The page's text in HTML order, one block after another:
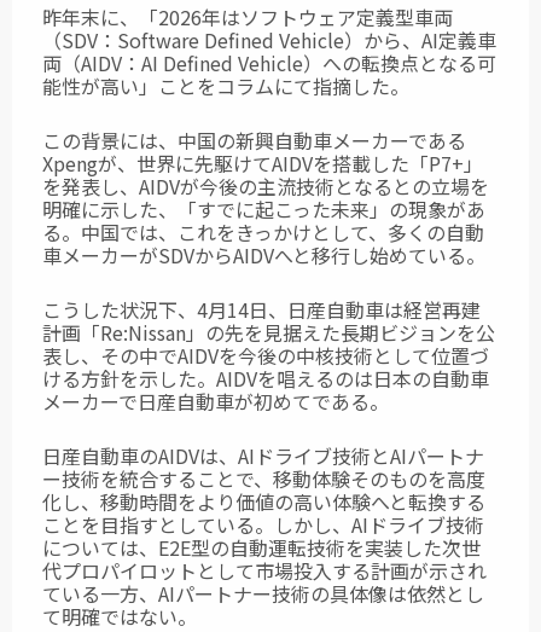
昨年末に、「2026年はソフトウェア定義型車両
（SDV：Software Defined Vehicle） から、AI定義車
両（AIDV：AI Defined Vehicle）への転換点となる可
能性が高い」ことをコラムにて指摘した。
この背景には、中国の新興自動車メーカーである
Xpengが、世界に先駆けてAIDVを搭載した「P7+」
を発表し、AIDVが今後の主流技術となるとの立場を
明確に示した、「すでに起こった未来」の現象があ
る。中国では、これをきっかけとして、多くの自動
車メーカーがSDVからAIDVへと移行し始めている。
こうした状況下、4月14日、日産自動車は経営再建
計画「Re:Nissan」の先を見据えた長期ビジョンを公
表し、その中でAIDVを今後の中核技術として位置づ
ける方針を示した。AIDVを唱えるのは日本の自動車
メーカーで日産自動車が初めてである。
日産自動車のAIDVは、AIドライブ技術とAIパートナ
ー技術を統合することで、移動体験そのものを高度
化し、移動時間をより価値の高い体験へと転換する
ことを目指すとしている。しかし、AIドライブ技術
については、E2E型の自動運転技術を実装した次世
代プロパイロットとして市場投入する計画が示され
ている一方、AIパートナー技術の具体像は依然とし
て明確ではない。